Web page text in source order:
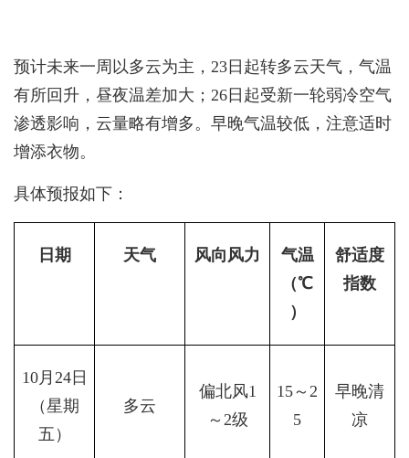
预计未来一周以多云为主，23日起转多云天气，气温
有所回升，昼夜温差加大；26日起受新一轮弱冷空气
渗透影响，云量略有增多。早晚气温较低，注意适时
增添衣物。
具体预报如下：
日期 天气 风向风力
气温
（℃
）
舒适度
指数
10月24日
（星期
五）
多云
偏北风1
～2级
15～2
5
早晚清
凉